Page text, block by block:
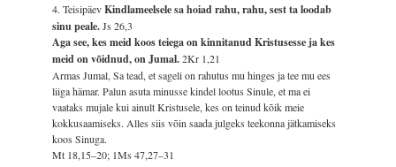
4. TeisipäevKindlameelsele sa hoiad rahu, rahu, sest ta loodab
sinu peale.Js 26,3
Aga see, kes meid koos teiega on kinnitanud Kristusesse ja kes
meid on võidnud, on Jumal.2Kr 1,21
Armas Jumal, Sa tead, et sageli on rahutus mu hinges ja tee mu ees
liiga hämar. Palun asuta minusse kindel lootus Sinule, et ma ei
vaataks mujale kui ainult Kristusele, kes on teinud kõik meie
kokkusaamiseks. Alles siis võin saada julgeks teekonna jätkamiseks
koos Sinuga.
Mt 18,15–20; 1Ms 47,27–31